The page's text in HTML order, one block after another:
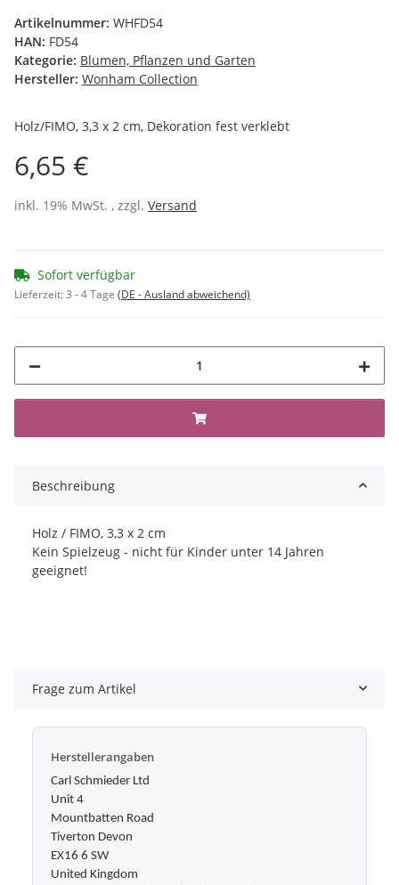
Artikelnummer: WHFD54
HAN: FD54
Kategorie: Blumen, Pflanzen und Garten
Hersteller: Wonham Collection
Holz/FIMO, 3,3 x 2 cm, Dekoration fest verklebt
6,65 €
inkl. 19% MwSt. , zzgl. Versand
Sofort verfügbar
Lieferzeit:3 - 4 Tage (DE - Ausland abweichend)
Beschreibung
Holz / FIMO, 3,3 x 2 cm
Kein Spielzeug - nicht für Kinder unter 14 Jahren
geeignet!
Frage zum Artikel
Herstellerangaben
Carl Schmieder Ltd
Unit 4
Mountbatten Road
Tiverton Devon
EX16 6 SW
United Kingdom